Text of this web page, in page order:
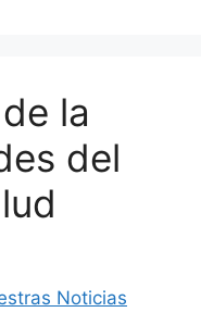
la
del
Noticias